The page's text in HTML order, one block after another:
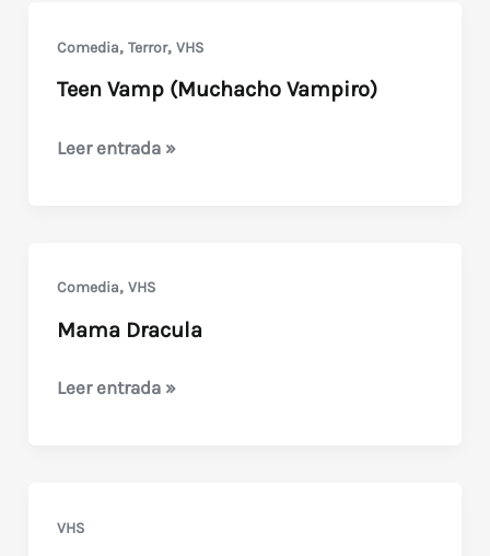
Comedia, Terror, VHS
Teen Vamp (Muchacho Vampiro)
Teen
Leer entrada »
Comedia, VHS
Mama Dracula
Mama
Leer entrada »
VHS